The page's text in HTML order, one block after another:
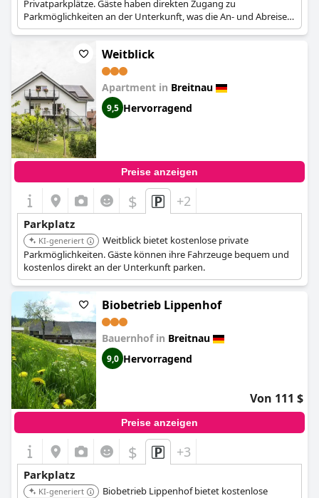
Privatparkplätze. Gäste haben direkten Zugang zu
Parkmöglichkeiten an der Unterkunft, was die An- und Abreise
bequem macht.
Weitblick
Apartment in Breitnau
9,5 Hervorragend
Preise anzeigen
$ +2
Parkplatz
KI-generiert
Weitblick bietet kostenlose private
Parkmöglichkeiten. Gäste können ihre Fahrzeuge bequem und
kostenlos direkt an der Unterkunft parken.
Biobetrieb Lippenhof
Bauernhof in Breitnau
9,0 Hervorragend
Von 111 $
Preise anzeigen
$ +3
Parkplatz
KI-generiert
Biobetrieb Lippenhof bietet kostenlose